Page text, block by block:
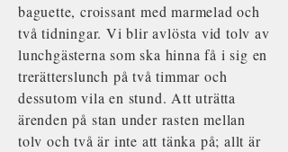
baguette, croissant med marmelad och
två tidningar. Vi blir avlösta vid tolv av
lunchgästerna som ska hinna få i sig en
trerätterslunch på två timmar och
dessutom vila en stund. Att uträtta
ärenden på stan under rasten mellan
tolv och två är inte att tänka på; allt är